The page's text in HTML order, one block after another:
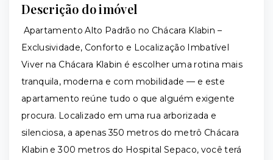
Descrição do imóvel
Apartamento Alto Padrão no Chácara Klabin –
Exclusividade, Conforto e Localização Imbatível
Viver na Chácara Klabin é escolher uma rotina mais
tranquila, moderna e com mobilidade — e este
apartamento reúne tudo o que alguém exigente
procura. Localizado em uma rua arborizada e
silenciosa, a apenas 350 metros do metrô Chácara
Klabin e 300 metros do Hospital Sepaco, você terá